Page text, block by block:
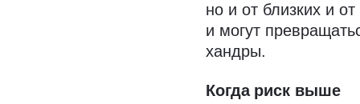
но и от близких и
и могут
хандры.
Когда риск выше